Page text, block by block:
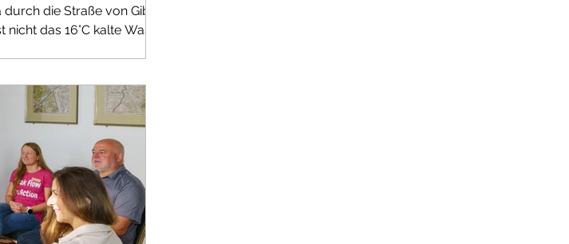
die Straße von Gibraltar
das 16°C kalte Wasser.